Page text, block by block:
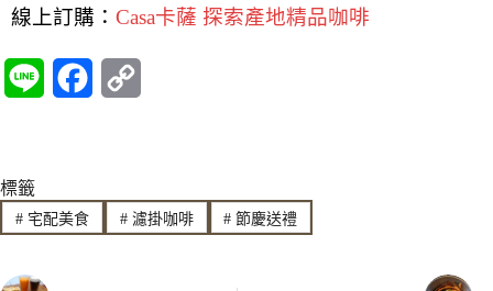
線上訂購： Casa卡薩 探索產地精品咖啡
e e
b
y
L
標籤
#宅配美食 #濾掛咖啡 # 節慶送禮